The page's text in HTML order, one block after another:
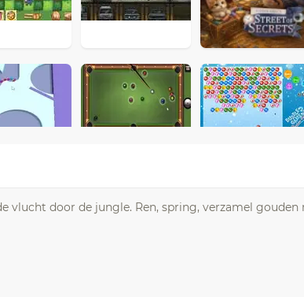
vlucht door de jungle. Ren, spring, verzamel